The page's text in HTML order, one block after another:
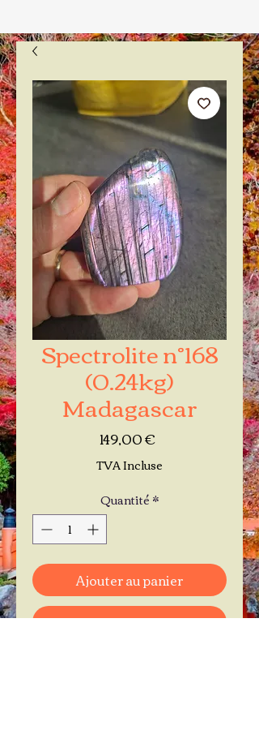
Spectrolite n°168
(0.24kg)
Madagascar
149,00 €Prix
TVA Incluse
Quantité*
Ajouter au panier
Commander et payer